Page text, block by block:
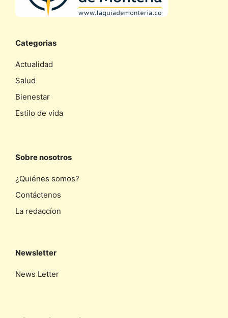
Categorias
Actualidad
Salud
Bienestar
Estilo de vida
Sobre nosotros
¿Quiénes somos?
Contáctenos
La redaccíon
Newsletter
News Letter